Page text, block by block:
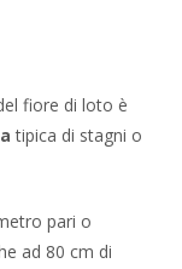
fiore di loto è
tipica di stagni o
pari o
ad 80 cm di